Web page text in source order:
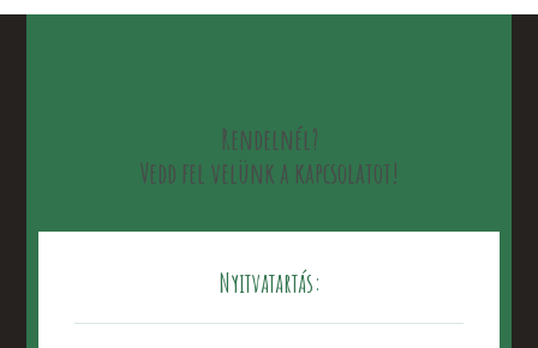
Rendelnél?
Vedd fel velünk a kapcsolatot!
Nyitvatartás: